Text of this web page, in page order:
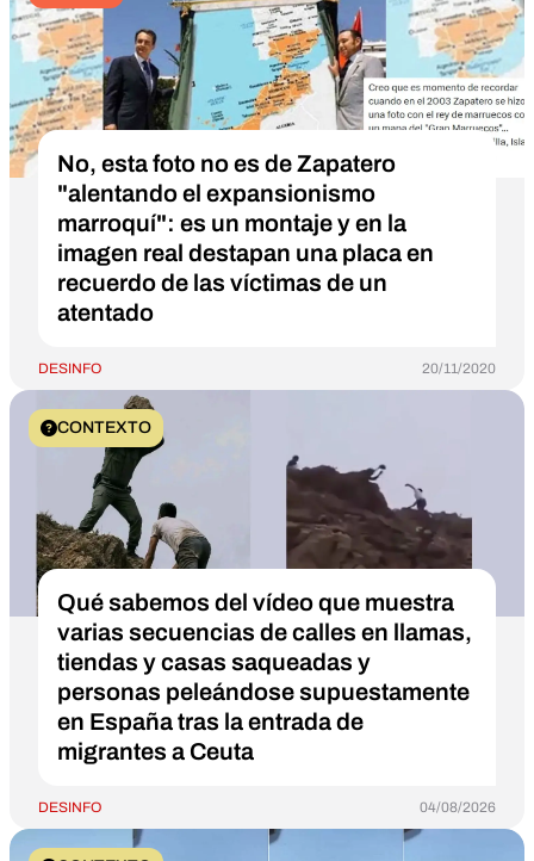
No, esta foto no es de Zapatero
"alentando el expansionismo
marroquí": es un montaje y en la
imagen real destapan una placa en
recuerdo de las víctimas de un
atentado
DESINFO 20/11/2020
CONTEXTO
Qué sabemos del vídeo que muestra
varias secuencias de calles en llamas,
tiendas y casas saqueadas y
personas peleándose supuestamente
en España tras la entrada de
migrantes a Ceuta
DESINFO 04/08/2026